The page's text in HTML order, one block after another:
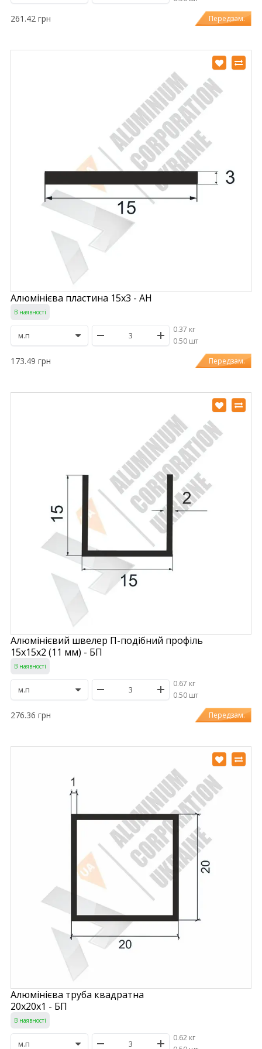
261.42 грн Передзам.
Алюмінієва пластина 15х3 - АН
В наявності
0.37 кг
/0.50 шт
173.49 грн Передзам.
Алюмінієвий швелер П-подібний профіль
15х15х2 (11 мм) - БП
В наявності
0.67 кг
/0.50 шт
276.36 грн Передзам.
Алюмінієва труба квадратна
20х20х1 - БП
В наявності
0.62 кг